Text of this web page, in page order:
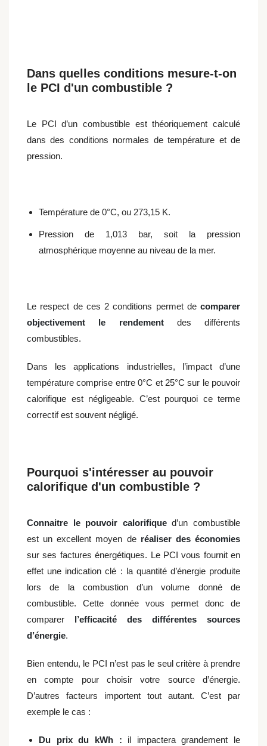
Dans quelles conditions mesure-t-on
le PCI d'un combustible ?
Le PCI d’un combustible est théoriquement calculé
dans des conditions normales de température et de
pression.
Température de 0°C, ou 273,15 K.
Pression de 1,013 bar, soit la pression
atmosphérique moyenne au niveau de la mer.
Le respect de ces 2 conditions permet de comparer
objectivement le rendementdes différents
combustibles.
Dans les applications industrielles, l’impact d’une
température comprise entre 0°C et 25°C sur le pouvoir
calorifique est négligeable. C’est pourquoi ce terme
correctif est souvent négligé.
Pourquoi s'intéresser au pouvoir
calorifique d'un combustible ?
Connaitre le pouvoir calorifiqued’un combustible
est un excellent moyen deréaliser des économies
sur ses factures énergétiques. Le PCI vous fournit en
effet une indication clé : la quantité d’énergie produite
lors de la combustion d’un volume donné de
combustible. Cette donnée vous permet donc de
comparer l’efficacité des différentes sources
d’énergie.
Bien entendu, le PCI n’est pas le seul critère à prendre
en compte pour choisir votre source d’énergie.
D’autres facteurs importent tout autant. C’est par
exemple le cas :
Du prix du kWh : il impactera grandement le